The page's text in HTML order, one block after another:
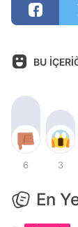
BU
6 3
En